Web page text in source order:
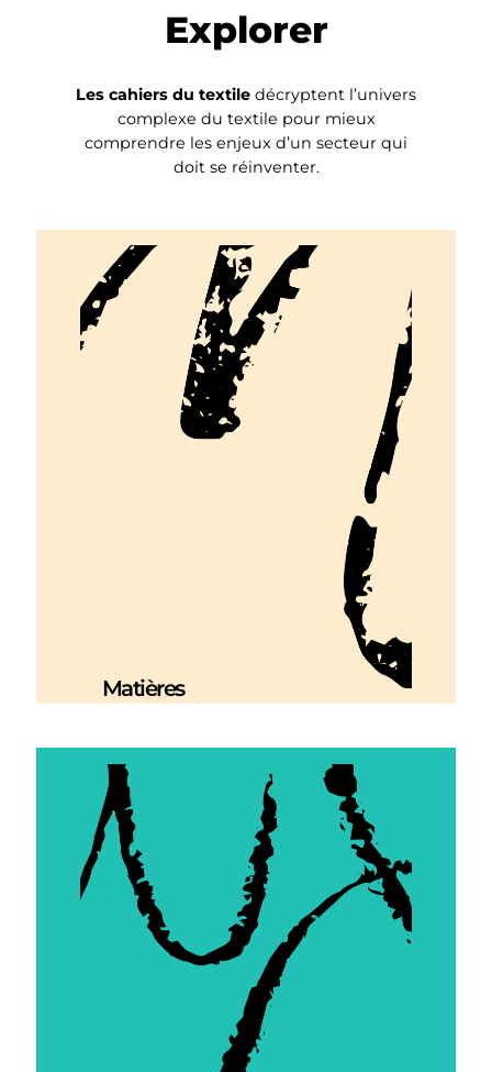
Explorer
Les cahiers du textile décryptent l’univers
complexe du textile pour mieux
comprendre les enjeux d’un secteur qui
doit se réinventer.
Matières